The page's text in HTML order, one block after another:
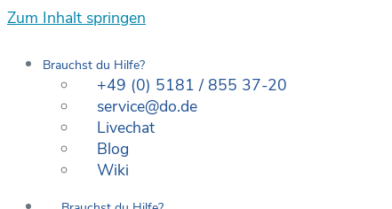
Zum Inhalt springen
Brauchst du Hilfe?
+49 (0) 5181 / 855 37-20
service@do.de
Livechat
Blog
Wiki